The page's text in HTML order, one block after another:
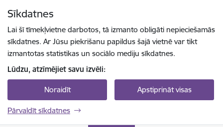
Sīkdatnes
Lai šī tīmekļvietne darbotos, tā izmanto obligāti nepieciešamās
sīkdatnes. Ar Jūsu piekrišanu papildus šajā vietnē var tikt
izmantotas statistikas un sociālo mediju sīkdatnes.
Lūdzu, atzīmējiet savu izvēli:
Noraidīt Apstiprināt visas
Pārvaldīt sīkdatnes